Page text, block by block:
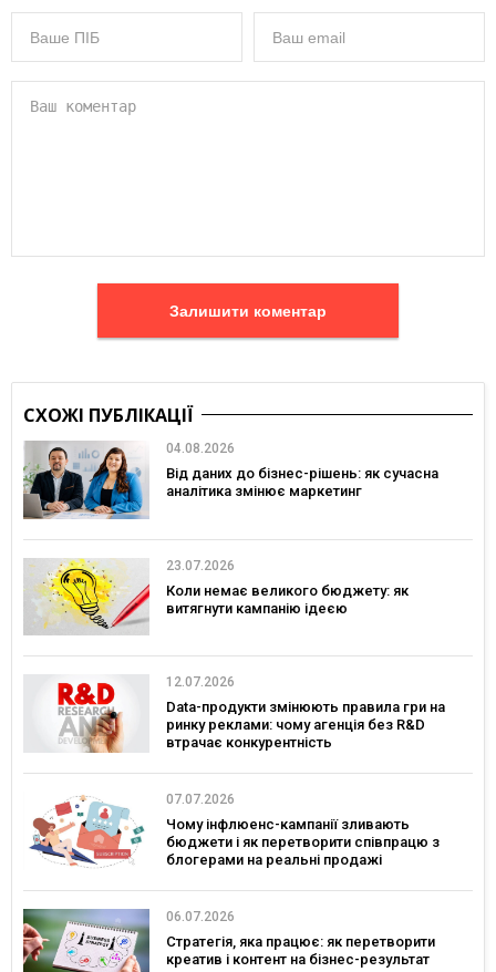
Залишити коментар
СХОЖІ ПУБЛІКАЦІЇ
04.08.2026
Від даних до бізнес-рішень: як сучасна
аналітика змінює маркетинг
23.07.2026
Коли немає великого бюджету: як
витягнути кампанію ідеєю
12.07.2026
Data-продукти змінюють правила гри на
ринку реклами: чому агенція без R&D
втрачає конкурентність
07.07.2026
Чому інфлюенс-кампанії зливають
бюджети і як перетворити співпрацю з
блогерами на реальні продажі
06.07.2026
Стратегія, яка працює: як перетворити
креатив і контент на бізнес-результат